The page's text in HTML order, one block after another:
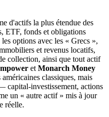
d'actifs la plus étendue des
ETF, fonds et obligations
options avec les « Grecs »,
et revenus locatifs,
collection, ainsi que tout actif
et Monarch Money
classiques, mais
capital-investissement, actions
un « autre actif » mis à jour
réelle.